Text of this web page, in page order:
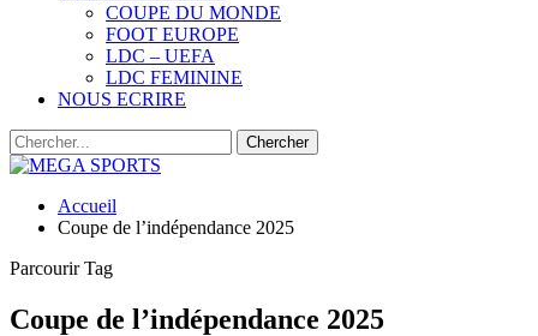
COUPE DU MONDE
FOOT EUROPE
LDC – UEFA
LDC FEMININE
NOUS ECRIRE
Accueil
Coupe de l’indépendance 2025
Parcourir Tag
Coupe de l’indépendance 2025